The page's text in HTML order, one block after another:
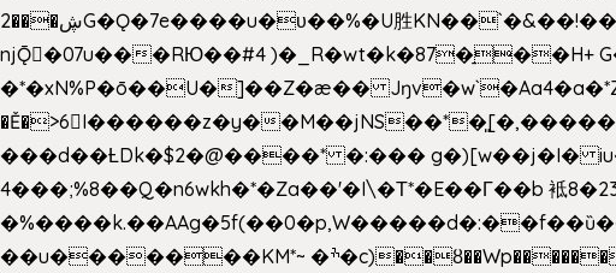
2���ڜG�Ǫ�7e����u�υ��%�U胜KN��
njǬ�07u���RЮ��#4
�*�xN%P�ō��U�]��Z�æ��
�Ě�>6򁊔I������z�y�
���d��ȽDk�$2�@����* �:��� g�)[w��j�I�
4���;%8��Q�n6wkh�*�Za��'�I\�Τ*�E��Γ��b 袛
��u�������KM*~ �ׯ�c)��ȣ��Wp������5&��EN����*�&&6F��Le��~�P�άv����ui?